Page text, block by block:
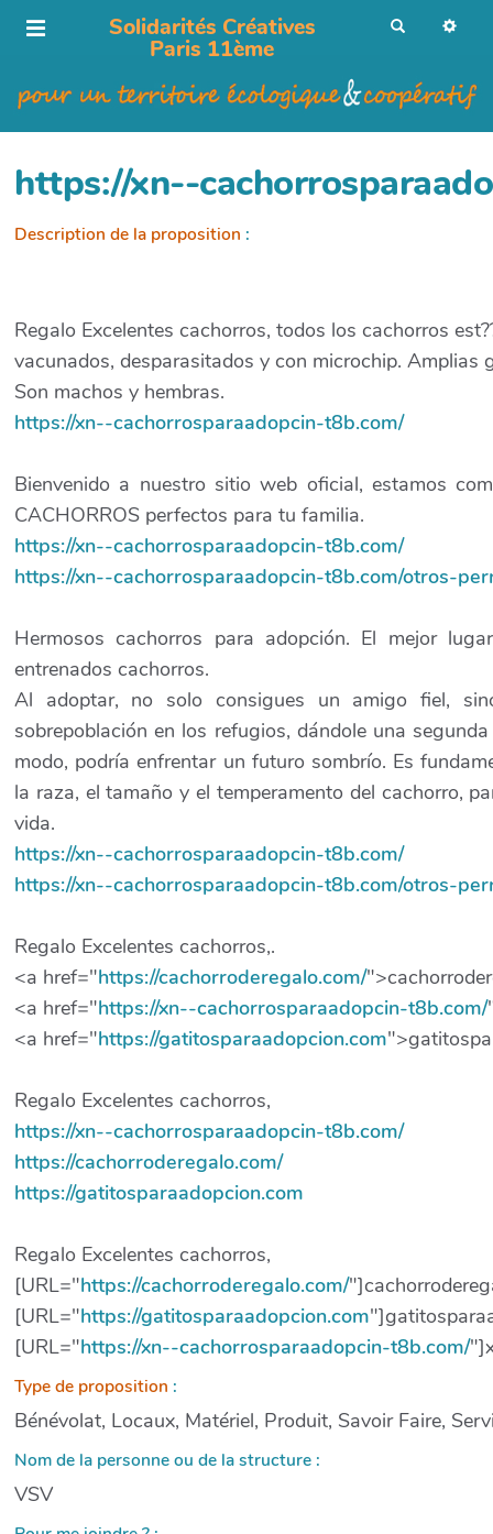
Solidarités Créatives
Paris 11ème
r
https://xn--
Description de la proposition :
Regalo Excelentes cachorros, todos los cachorros
vacunados, desparasitados y con microchip. Amplias
Son machos y hembras.
https://xn--cachorrosparaadopcin-t8b.com/
Bienvenido a nuestro sitio web oficial, estamos
CACHORROS perfectos para tu familia.
https://xn--cachorrosparaadopcin-t8b.com/
https://xn--cachorrosparaadopcin-t8b.com/otros-
Hermosos cachorros para adopción. El mejor
entrenados cachorros.
Al adoptar, no solo consigues un amigo fiel,
sobrepoblación en los refugios, dándole una
modo, podría enfrentar un futuro sombrío. Es
la raza, el tamaño y el temperamento del cachorro,
vida.
https://xn--cachorrosparaadopcin-t8b.com/
https://xn--cachorrosparaadopcin-t8b.com/otros-
Regalo Excelentes cachorros,.
<a href="https://cachorroderegalo.com/
<a href="https://xn--cachorrosparaadopcin-t8b.com/
<a href="https://gatitosparaadopcion.com
Regalo Excelentes cachorros,
https://xn--cachorrosparaadopcin-t8b.com/
https://cachorroderegalo.com/
https://gatitosparaadopcion.com
Regalo Excelentes cachorros,
[URL="https://cachorroderegalo.com/
[URL="https://gatitosparaadopcion.com
[URL="https://xn--cachorrosparaadopcin-t8b.com/
Type de proposition :
Bénévolat, Locaux, Matériel, Produit, Savoir Faire,
Nom de la personne ou de la structure :
VSV